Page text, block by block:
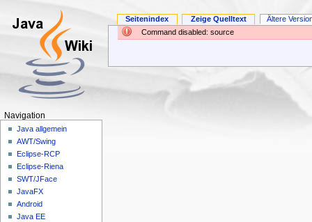
Command disabled: source
Seitenindex Zeige Quelltext Ältere
Navigation
Java allgemein
AWT/Swing
Eclipse-RCP
Eclipse-Riena
SWT/JFace
JavaFX
Android
Java EE